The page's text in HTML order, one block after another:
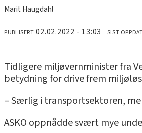
Marit Haugdahl
PUBLISERT 02.02.2022 - 13:03 SIST
Tidligere miljøvernminister fra
betydning for drive frem
– Særlig i transportsektoren,
ASKO oppnådde svært mye